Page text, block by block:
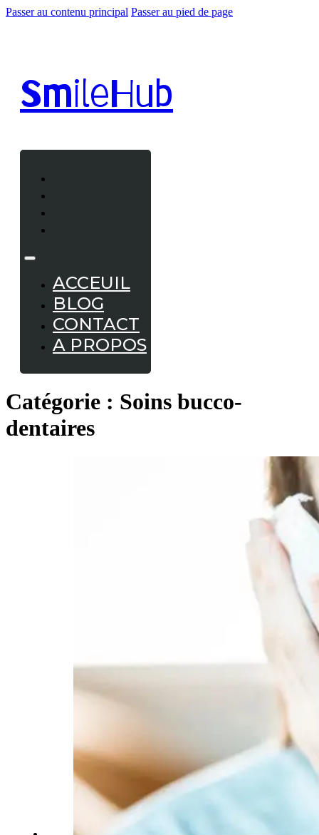
Passer au contenu principal Passer au pied de page
SmileHub
ACCEUIL
BLOG
CONTACT
A PROPOS
Catégorie : Soins bucco-
dentaires